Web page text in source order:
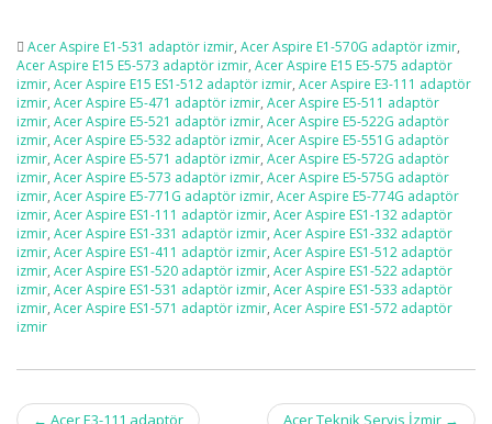
Acer Aspire E1-531 adaptör izmir, Acer Aspire E1-570G adaptör izmir,
Acer Aspire E15 E5-573 adaptör izmir, Acer Aspire E15 E5-575 adaptör
izmir, Acer Aspire E15 ES1-512 adaptör izmir, Acer Aspire E3-111 adaptör
izmir, Acer Aspire E5-471 adaptör izmir, Acer Aspire E5-511 adaptör
izmir, Acer Aspire E5-521 adaptör izmir, Acer Aspire E5-522G adaptör
izmir, Acer Aspire E5-532 adaptör izmir, Acer Aspire E5-551G adaptör
izmir, Acer Aspire E5-571 adaptör izmir, Acer Aspire E5-572G adaptör
izmir, Acer Aspire E5-573 adaptör izmir, Acer Aspire E5-575G adaptör
izmir, Acer Aspire E5-771G adaptör izmir, Acer Aspire E5-774G adaptör
izmir, Acer Aspire ES1-111 adaptör izmir, Acer Aspire ES1-132 adaptör
izmir, Acer Aspire ES1-331 adaptör izmir, Acer Aspire ES1-332 adaptör
izmir, Acer Aspire ES1-411 adaptör izmir, Acer Aspire ES1-512 adaptör
izmir, Acer Aspire ES1-520 adaptör izmir, Acer Aspire ES1-522 adaptör
izmir, Acer Aspire ES1-531 adaptör izmir, Acer Aspire ES1-533 adaptör
izmir, Acer Aspire ES1-571 adaptör izmir, Acer Aspire ES1-572 adaptör
izmir
← Acer E3-111 adaptör Acer Teknik Servis İzmir →